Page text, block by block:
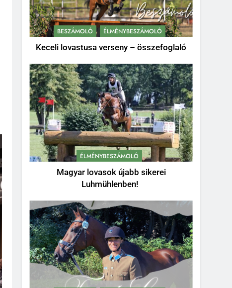
BESZÁMOLÓ ÉLMÉNYBESZÁMOLÓ
Keceli lovastusa verseny – összefoglaló
ÉLMÉNYBESZÁMOLÓ
Magyar lovasok újabb sikerei
Luhmühlenben!